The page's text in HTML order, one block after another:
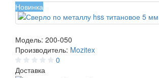
Новинка
Модель: 200-050
Производитель: Mozitex
0
Доставка